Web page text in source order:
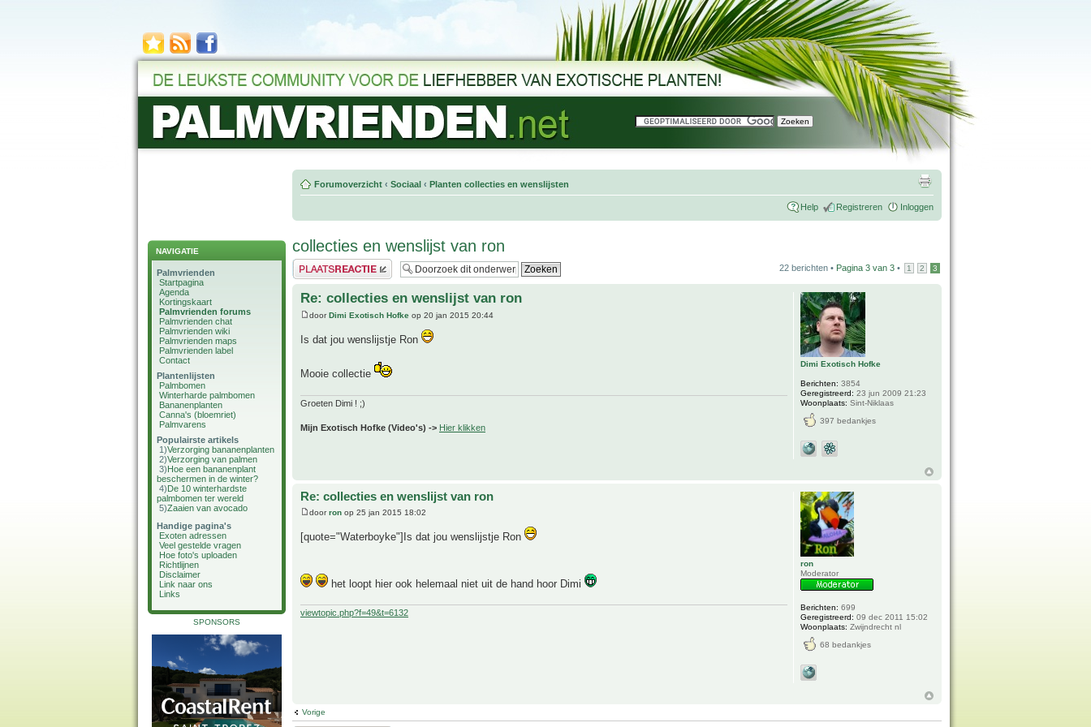
NAVIGATIE
Palmvrienden
Startpagina
Agenda
Kortingskaart
Palmvrienden forums
Palmvrienden chat
Palmvrienden wiki
Palmvrienden maps
Palmvrienden label
Contact
Plantenlijsten
Palmbomen
Winterharde palmbomen
Bananenplanten
Canna's (bloemriet)
Palmvarens
Populairste artikels
1)Verzorging bananenplanten
2)Verzorging van palmen
3)Hoe een bananenplant
beschermen in de winter?
4)De 10 winterhardste
palmbomen ter wereld
5)Zaaien van avocado
Handige pagina's
Exoten adressen
Veel gestelde vragen
Hoe foto's uploaden
Richtlijnen
Disclaimer
Link naar ons
Links
SPONSORS
Forumoverzicht ‹ Sociaal ‹ Planten collecties en wenslijsten
Help Registreren Inloggen
collecties en wenslijst van ron
Plaats een reactie 22 berichten • Pagina 3 van 3 • 1 2 3
Re: collecties en wenslijst van ron
doorDimi Exotisch Hofke op 20 jan 2015 20:44
Is dat jou wenslijstje Ron
Mooie collectie
Groeten Dimi ! ;)
Mijn Exotisch Hofke (Video's) -> Hier klikken
Dimi Exotisch Hofke
Berichten: 3854
Geregistreerd: 23 jun 2009 21:23
Woonplaats: Sint-Niklaas
397 bedankjes
Re: collecties en wenslijst van ron
doorron op 25 jan 2015 18:02
[quote="Waterboyke"]Is dat jou wenslijstje Ron
het loopt hier ook helemaal niet uit de hand hoor Dimi
viewtopic.php?f=49&t=6132
ron
Moderator
Berichten: 699
Geregistreerd: 09 dec 2011 15:02
Woonplaats: Zwijndrecht nl
68 bedankjes
Vorige